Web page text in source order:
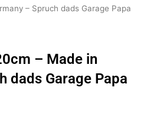
– Spruch dads Garage Papa
– Made in
dads Garage Papa